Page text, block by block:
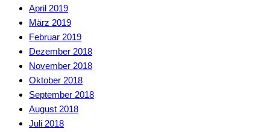
April 2019
März 2019
Februar 2019
Dezember 2018
November 2018
Oktober 2018
September 2018
August 2018
Juli 2018